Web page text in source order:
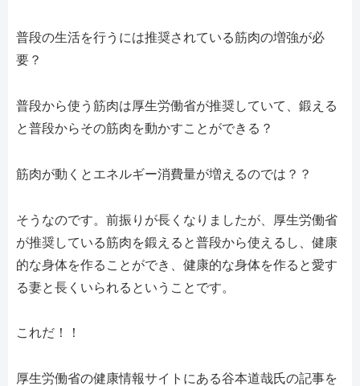
普段の生活を行うには推奨されている筋肉の増強が必
要？
普段から使う筋肉は厚生労働省が推奨していて、鍛える
と普段からその筋肉を動かすことができる？
筋肉が動くとエネルギー消費量が増えるのでは？？
そうなのです。前振りが長くなりましたが、厚生労働省
が推奨している筋肉を鍛えると普段から使えるし、健康
的な身体を作ることができ、健康的な身体を作ると愛す
る妻と長くいられるということです。
これだ！！
厚生労働省の健康情報サイトにある谷本道哉氏の記事を